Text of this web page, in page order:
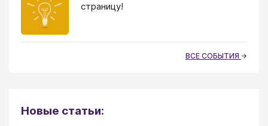
страницу!
ВСЕ СОБЫТИЯ
Новые статьи: